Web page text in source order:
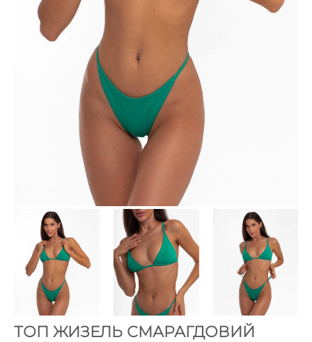
ТОП ЖИЗЕЛЬ СМАРАГДОВИЙ